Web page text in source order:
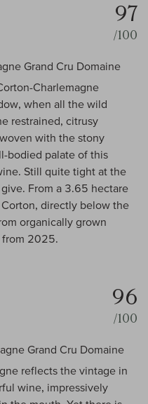
97
/100
Grand Cru Domaine
Charlemagne
when all the wild
restrained, citrusy
with the stony
bodied palate of this
Still quite tight at the
From a 3.65 hectare
directly below the
organically grown
from 2025.
96
/100
Grand Cru Domaine
reflects the vintage in
wine, impressively